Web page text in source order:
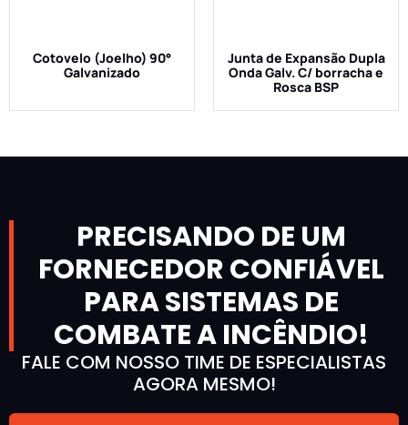
Cotovelo (Joelho) 90°
Galvanizado
Junta de Expansão Dupla
Onda Galv. C/ borracha e
Rosca BSP
PRECISANDO DE UM
FORNECEDOR CONFIÁVEL
PARA SISTEMAS DE
COMBATE A INCÊNDIO!
FALE COM NOSSO TIME DE ESPECIALISTAS
AGORA MESMO!